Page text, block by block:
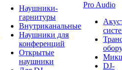
Наушники-
гарнитуры
Внутриканальные
Наушники для
конференций
Открытые
наушники
Pro Audio
DJ-